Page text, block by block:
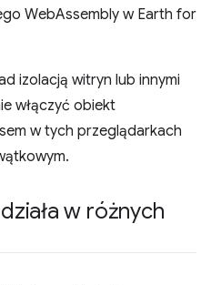
WebAssembly w Earth for
izolacją witryn lub innymi
włączyć obiekt
w tych przeglądarkach
w różnych